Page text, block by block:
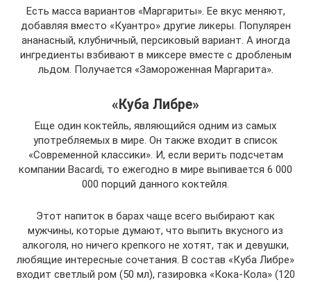
Есть масса вариантов «Маргариты». Ее вкус меняют,
добавляя вместо «Куантро» другие ликеры. Популярен
ананасный, клубничный, персиковый вариант. А иногда
ингредиенты взбивают в миксере вместе с дробленым
льдом. Получается «Замороженная Маргарита».
«Куба Либре»
Еще один коктейль, являющийся одним из самых
употребляемых в мире. Он также входит в список
«Современной классики». И, если верить подсчетам
компании Bacardi, то ежегодно в мире выпивается 6 000
000 порций данного коктейля.
Этот напиток в барах чаще всего выбирают как
мужчины, которые думают, что выпить вкусного из
алкоголя, но ничего крепкого не хотят, так и девушки,
любящие интересные сочетания. В состав «Куба Либре»
входит светлый ром (50 мл), газировка «Кока-Кола» (120